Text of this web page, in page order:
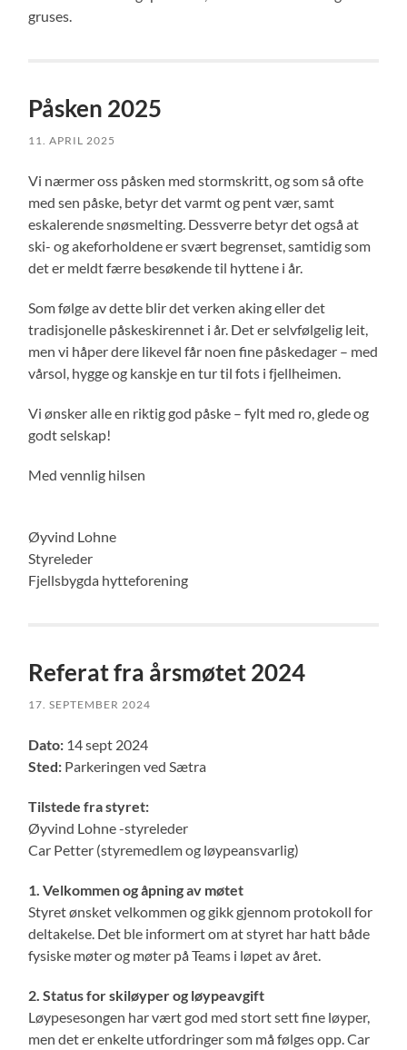
gruses.
Påsken 2025
11. APRIL 2025
Vi nærmer oss påsken med stormskritt, og som så ofte
med sen påske, betyr det varmt og pent vær, samt
eskalerende snøsmelting. Dessverre betyr det også at
ski- og akeforholdene er svært begrenset, samtidig som
det er meldt færre besøkende til hyttene i år.
Som følge av dette blir det verken aking eller det
tradisjonelle påskeskirennet i år. Det er selvfølgelig leit,
men vi håper dere likevel får noen fine påskedager – med
vårsol, hygge og kanskje en tur til fots i fjellheimen.
Vi ønsker alle en riktig god påske – fylt med ro, glede og
godt selskap!
Med vennlig hilsen
Øyvind Lohne
Styreleder
Fjellsbygda hytteforening
Referat fra årsmøtet 2024
17. SEPTEMBER 2024
Dato: 14 sept 2024
Sted: Parkeringen ved Sætra
Tilstede fra styret:
Øyvind Lohne -styreleder
Car Petter (styremedlem og løypeansvarlig)
1. Velkommen og åpning av møtet
Styret ønsket velkommen og gikk gjennom protokoll for
deltakelse. Det ble informert om at styret har hatt både
fysiske møter og møter på Teams i løpet av året.
2. Status for skiløyper og løypeavgift
Løypesesongen har vært god med stort sett fine løyper,
men det er enkelte utfordringer som må følges opp. Car